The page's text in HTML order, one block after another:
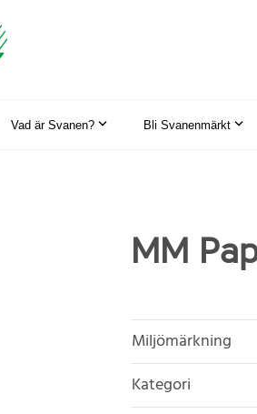
Vad är Svanen? Bli Svanenmärkt
MM
Miljömärkning
Kategori